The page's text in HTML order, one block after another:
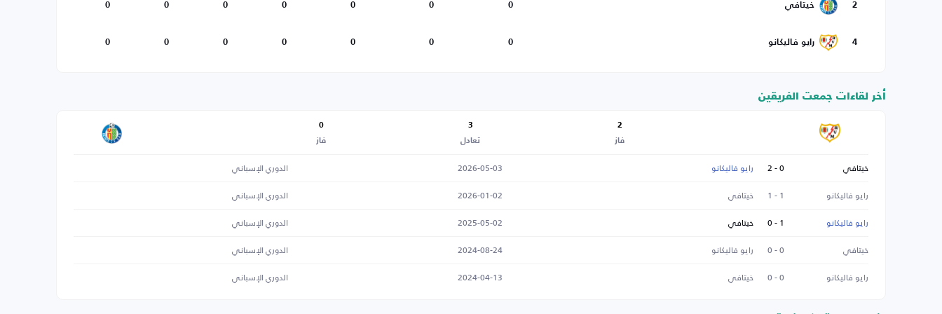
2 خيتافي 0
0
0
0
0
0
0
4 رايو فاليكانو 0
0
0
0
0
0
0
أخر لقاءات جمعت الفريقين
2
فاز
3
تعادل
0
فاز
خيتافي 0 - 2 رايو فاليكانو 2026-05-03
الدوري الإسباني
رايو فاليكانو
1 - 1 خيتافي 2026-01-02
الدوري الإسباني
رايو فاليكانو
1 - 0 خيتافي 2025-05-02
الدوري الإسباني
خيتافي
0 - 0 رايو فاليكانو 2024-08-24
الدوري الإسباني
رايو فاليكانو
0 - 0 خيتافي 2024-04-13 الدوري الإسباني